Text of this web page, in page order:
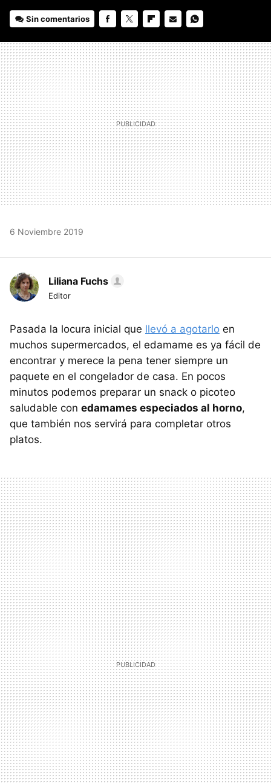
Sin comentarios
MAIL
6 Noviembre 2019
Liliana Fuchs
Editor
Pasada la locura inicial que llevó a agotarlo en
muchos supermercados, el edamame es ya fácil de
encontrar y merece la pena tener siempre un
paquete en el congelador de casa. En pocos
minutos podemos preparar un snack o picoteo
saludable con edamames especiados al horno,
que también nos servirá para completar otros
platos.